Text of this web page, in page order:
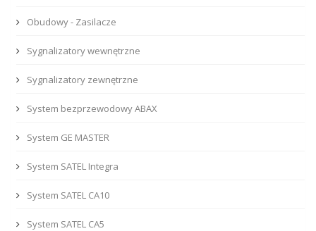
Obudowy - Zasilacze
Sygnalizatory wewnętrzne
Sygnalizatory zewnętrzne
System bezprzewodowy ABAX
System GE MASTER
System SATEL Integra
System SATEL CA10
System SATEL CA5